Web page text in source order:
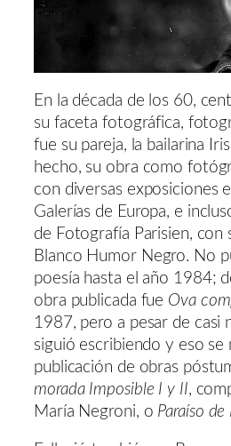
En la década de los 60,
su faceta fotográfica,
fue su pareja, la bailarina
hecho, su obra como
con diversas exposiciones
Galerías de Europa, e
de Fotografía Parisien, con
Blanco Humor Negro. No
poesía hasta el año 1984;
obra publicada fue Ova
1987, pero a pesar de casi
siguió escribiendo y eso se
publicación de obras
morada Imposible I y II,
María Negroni, o Paraíso de